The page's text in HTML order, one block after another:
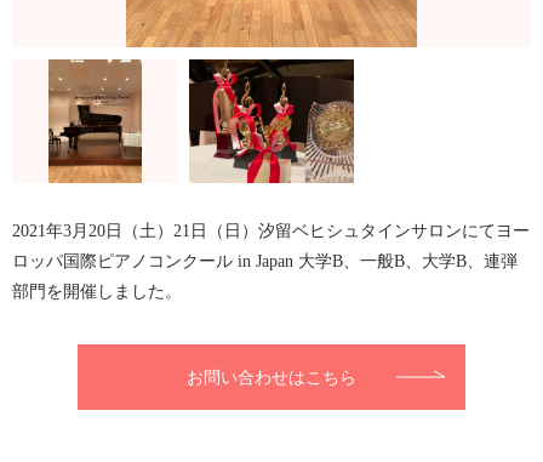
2021年3月20日（土）21日（日）汐留ベヒシュタインサロンにてヨー
ロッパ国際ピアノコンクール in Japan 大学B、一般B、大学B、連弾
部門を開催しました。
お問い合わせはこちら